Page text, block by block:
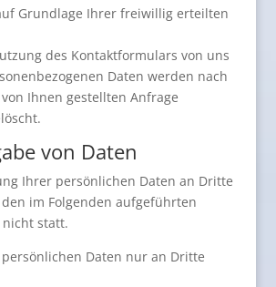
Grundlage Ihrer freiwillig erteilten
des Kontaktformulars von uns
Daten werden nach
Ihnen gestellten Anfrage
von Daten
Ihrer persönlichen Daten an Dritte
im Folgenden aufgeführten
nicht statt.
Daten nur an Dritte